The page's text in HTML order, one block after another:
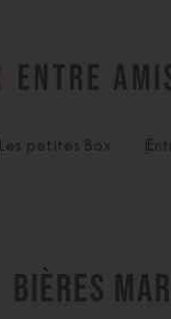
Les petites Box
BIÈRES